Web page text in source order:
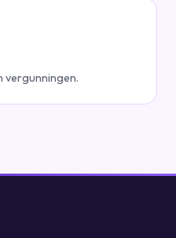
vergunningen.